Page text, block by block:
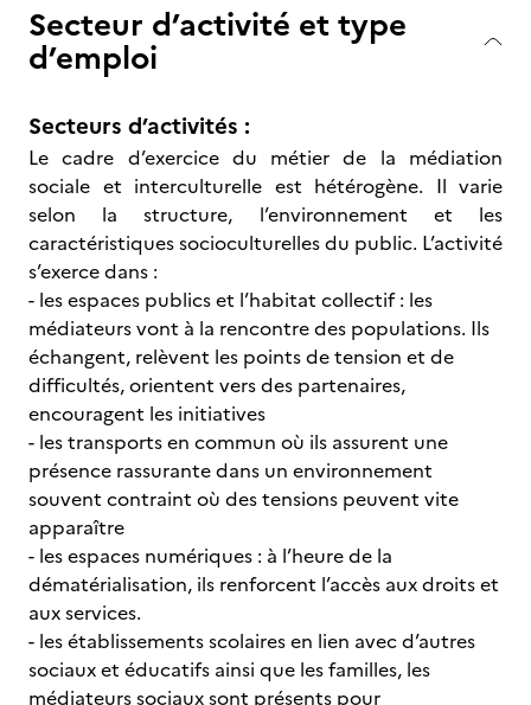
Secteur d’activité et type
d’emploi
Secteurs d’activités :
Le cadre d’exercice du métier de la médiation
sociale et interculturelle est hétérogène. Il varie
selon la structure, l’environnement et les
caractéristiques socioculturelles du public. L’activité
s’exerce dans :
- les espaces publics et l’habitat collectif : les
médiateurs vont à la rencontre des populations. Ils
échangent, relèvent les points de tension et de
difficultés, orientent vers des partenaires,
encouragent les initiatives
- les transports en commun où ils assurent une
présence rassurante dans un environnement
souvent contraint où des tensions peuvent vite
apparaître
- les espaces numériques : à l’heure de la
dématérialisation, ils renforcent l’accès aux droits et
aux services.
- les établissements scolaires en lien avec d’autres
sociaux et éducatifs ainsi que les familles, les
médiateurs sociaux sont présents pour